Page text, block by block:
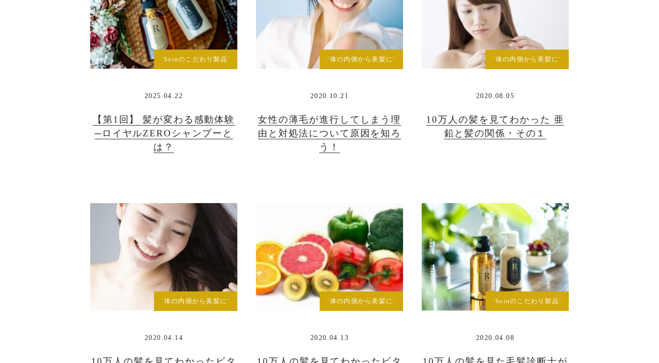
`Soinのこだわり製品`
2025.04.22
【第1回】 髪が変わる感動体験
─ロイヤルZEROシャンプーと
は？
`体の内側から美髪に`
2020.10.21
女性の薄毛が進行してしまう理
由と対処法について原因を知ろ
う！
`体の内側から美髪に`
2020.08.05
10万人の髪を見てわかった 亜
鉛と髪の関係・その１
`体の内側から美髪に`
2020.04.14
`体の内側から美髪に`
2020.04.13
`Soinのこだわり製品`
2020.04.08